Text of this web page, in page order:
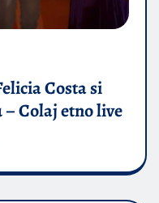
Costa si
Colaj etno live